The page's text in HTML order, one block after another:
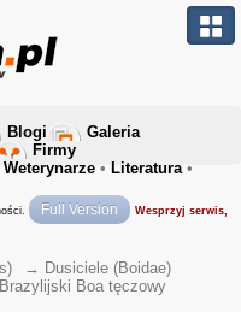
Blogi
Galeria
Firmy
Weterynarze • Literatura•
Full Version Wesprzyj serwis,
→ Dusiciele (Boidae)
Brazylijski Boa tęczowy